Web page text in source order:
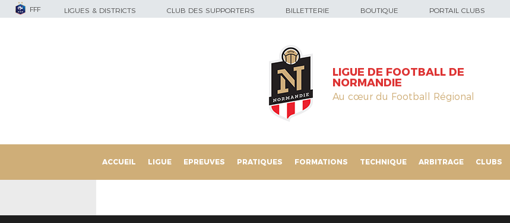
FFF LIGUES & DISTRICTS CLUB DES SUPPORTERS BILLETTERIE BOUTIQUE PORTAIL CLUBS
LIGUE DE FOOTBALL DE
NORMANDIE
Au cœur du Football Régional
ACCUEIL LIGUE EPREUVES PRATIQUES FORMATIONS TECHNIQUE ARBITRAGE CLUBS